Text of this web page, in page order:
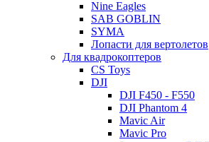
Nine Eagles
SAB GOBLIN
SYMA
Лопасти для вертолетов
Для квадрокоптеров
CS Toys
DJI
DJI F450 - F550
DJI Phantom 4
Mavic Air
Mavic Pro